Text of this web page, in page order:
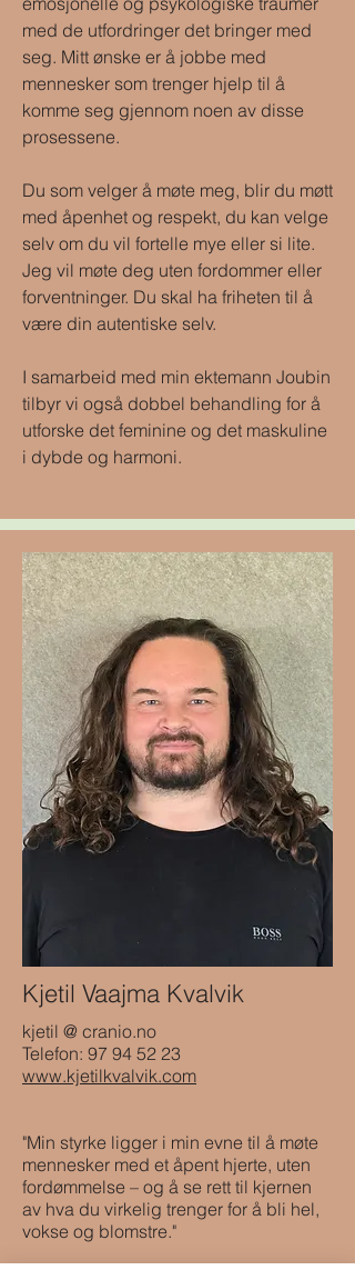
med de utfordringer det bringer med
seg. Mitt ønske er å jobbe med
mennesker som trenger hjelp til å
komme seg gjennom noen av disse
prosessene.
Du som velger å møte meg, blir du møtt
med åpenhet og respekt, du kan velge
selv om du vil fortelle mye eller si lite.
Jeg vil møte deg uten fordommer eller
forventninger. Du skal ha friheten til å
være din autentiske selv.
I samarbeid med min ektemann Joubin
tilbyr vi også dobbel behandling for å
utforske det feminine og det maskuline
i dybde og harmoni.
Kjetil Vaajma Kvalvik
kjetil @ cranio.no
Telefon: 97 94 52 23
www.kjetilkvalvik.com
"Min styrke ligger i min evne til å møte
mennesker med et åpent hjerte, uten
fordømmelse – og å se rett til kjernen
av hva du virkelig trenger for å bli hel,
vokse og blomstre."